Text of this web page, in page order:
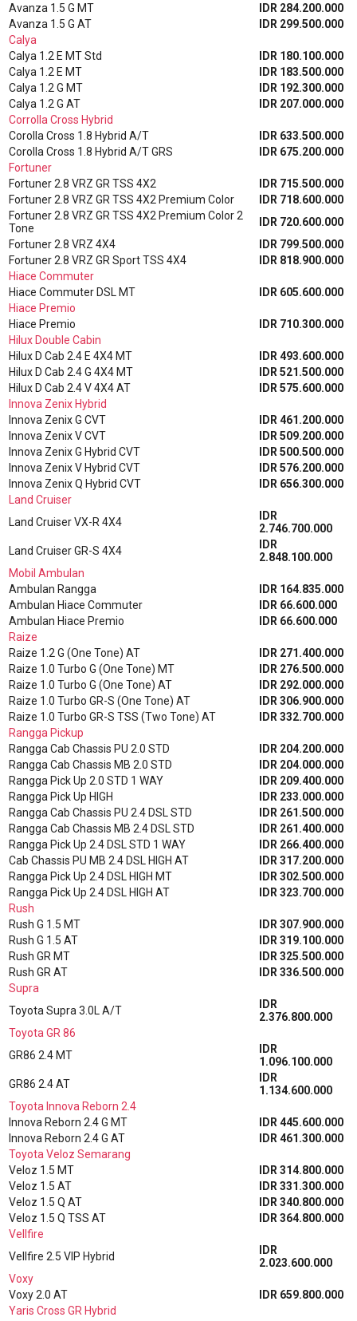
Avanza 1.5 G MT
IDR 284.200.000
Avanza 1.5 G AT
IDR 299.500.000
Calya
Calya 1.2 E MT Std
IDR 180.100.000
Calya 1.2 E MT
IDR 183.500.000
Calya 1.2 G MT
IDR 192.300.000
Calya 1.2 G AT
IDR 207.000.000
Corrolla Cross Hybrid
Corolla Cross 1.8 Hybrid A/T
IDR 633.500.000
Corolla Cross 1.8 Hybrid A/T GRS
IDR 675.200.000
Fortuner
Fortuner 2.8 VRZ GR TSS 4X2
IDR 715.500.000
Fortuner 2.8 VRZ GR TSS 4X2 Premium Color
IDR 718.600.000
Fortuner 2.8 VRZ GR TSS 4X2 Premium Color 2
Tone
IDR 720.600.000
Fortuner 2.8 VRZ 4X4
IDR 799.500.000
Fortuner 2.8 VRZ GR Sport TSS 4X4
IDR 818.900.000
Hiace Commuter
Hiace Commuter DSL MT
IDR 605.600.000
Hiace Premio
Hiace Premio
IDR 710.300.000
Hilux Double Cabin
Hilux D Cab 2.4 E 4X4 MT
IDR 493.600.000
Hilux D Cab 2.4 G 4X4 MT
IDR 521.500.000
Hilux D Cab 2.4 V 4X4 AT
IDR 575.600.000
Innova Zenix Hybrid
Innova Zenix G CVT
IDR 461.200.000
Innova Zenix V CVT
IDR 509.200.000
Innova Zenix G Hybrid CVT
IDR 500.500.000
Innova Zenix V Hybrid CVT
IDR 576.200.000
Innova Zenix Q Hybrid CVT
IDR 656.300.000
Land Cruiser
Land Cruiser VX-R 4X4
IDR
2.746.700.000
Land Cruiser GR-S 4X4
IDR
2.848.100.000
Mobil Ambulan
Ambulan Rangga
IDR 164.835.000
Ambulan Hiace Commuter
IDR 66.600.000
Ambulan Hiace Premio
IDR 66.600.000
Raize
Raize 1.2 G (One Tone) AT
IDR 271.400.000
Raize 1.0 Turbo G (One Tone) MT
IDR 276.500.000
Raize 1.0 Turbo G (One Tone) AT
IDR 292.000.000
Raize 1.0 Turbo GR-S (One Tone) AT
IDR 306.900.000
Raize 1.0 Turbo GR-S TSS (Two Tone) AT
IDR 332.700.000
Rangga Pickup
Rangga Cab Chassis PU 2.0 STD
IDR 204.200.000
Rangga Cab Chassis MB 2.0 STD
IDR 204.000.000
Rangga Pick Up 2.0 STD 1 WAY
IDR 209.400.000
Rangga Pick Up HIGH
IDR 233.000.000
Rangga Cab Chassis PU 2.4 DSL STD
IDR 261.500.000
Rangga Cab Chassis MB 2.4 DSL STD
IDR 261.400.000
Rangga Pick Up 2.4 DSL STD 1 WAY
IDR 266.400.000
Cab Chassis PU MB 2.4 DSL HIGH AT
IDR 317.200.000
Rangga Pick Up 2.4 DSL HIGH MT
IDR 302.500.000
Rangga Pick Up 2.4 DSL HIGH AT
IDR 323.700.000
Rush
Rush G 1.5 MT
IDR 307.900.000
Rush G 1.5 AT
IDR 319.100.000
Rush GR MT
IDR 325.500.000
Rush GR AT
IDR 336.500.000
Supra
Toyota Supra 3.0L A/T
IDR
2.376.800.000
Toyota GR 86
GR86 2.4 MT
IDR
1.096.100.000
GR86 2.4 AT
IDR
1.134.600.000
Toyota Innova Reborn 2.4
Innova Reborn 2.4 G MT
IDR 445.600.000
Innova Reborn 2.4 G AT
IDR 461.300.000
Toyota Veloz Semarang
Veloz 1.5 MT
IDR 314.800.000
Veloz 1.5 AT
IDR 331.300.000
Veloz 1.5 Q AT
IDR 340.800.000
Veloz 1.5 Q TSS AT
IDR 364.800.000
Vellfire
Vellfire 2.5 VIP Hybrid
IDR
2.023.600.000
Voxy
Voxy 2.0 AT
IDR 659.800.000
Yaris Cross GR Hybrid